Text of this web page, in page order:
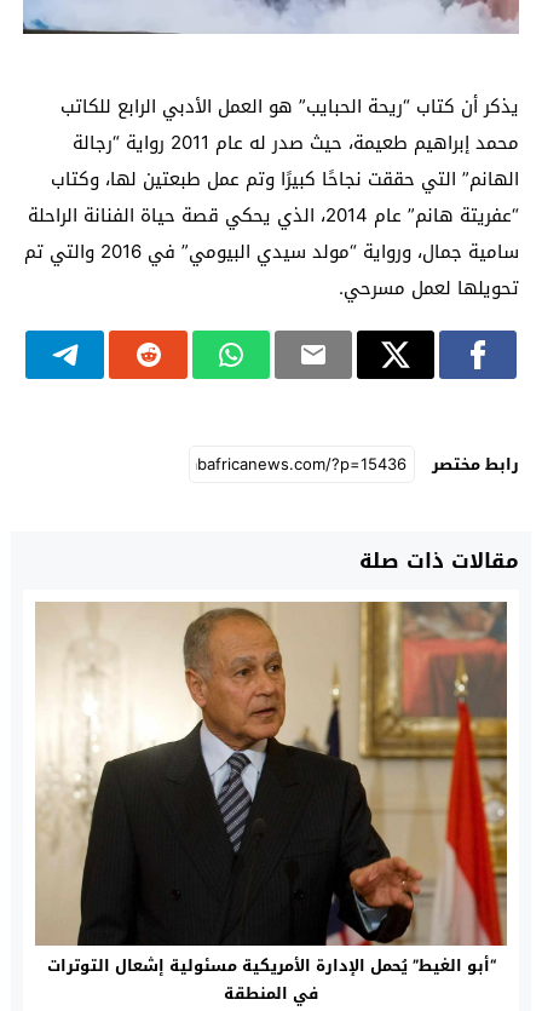
يذكر أن كتاب “ريحة الحبايب” هو العمل الأدبي الرابع للكاتب
محمد إبراهيم طعيمة، حيث صدر له عام 2011 رواية “رجالة
الهانم” التي حققت نجاحًا كبيرًا وتم عمل طبعتين لها، وكتاب
“عفريتة هانم” عام 2014، الذي يحكي قصة حياة الفنانة الراحلة
سامية جمال، ورواية “مولد سيدي البيومي” في 2016 والتي تم
تحويلها لعمل مسرحي.
رابط مختصر
مقالات ذات صلة
“أبو الغيط” يُحمل الإدارة الأمريكية مسئولية إشعال التوترات
في المنطقة